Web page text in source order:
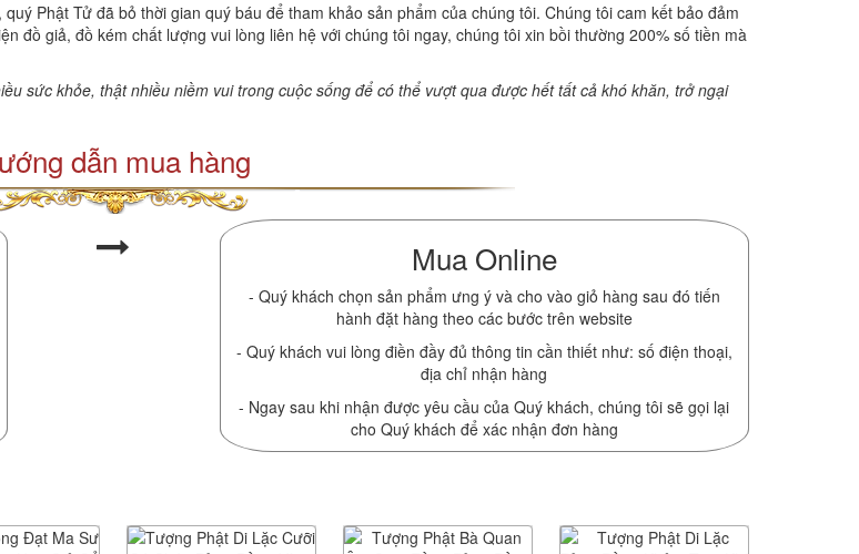
Phật Tử đã bỏ thời gian quý báu để tham khảo sản phẩm của chúng tôi. Chúng tôi cam kết bảo đảm
đồ giả, đồ kém chất lượng vui lòng liên hệ với chúng tôi ngay, chúng tôi xin bồi thường 200% số tiền mà
sức khỏe, thật nhiều niềm vui trong cuộc sống để có thể vượt qua được hết tất cả khó khăn, trở ngại
dẫn mua hàng
Mua Online
- Quý khách chọn sản phẩm ưng ý và cho vào giỏ hàng sau đó tiến
hành đặt hàng theo các bước trên website
- Quý khách vui lòng điền đầy đủ thông tin cần thiết như: số điện thoại,
địa chỉ nhận hàng
- Ngay sau khi nhận được yêu cầu của Quý khách, chúng tôi sẽ gọi lại
cho Quý khách để xác nhận đơn hàng